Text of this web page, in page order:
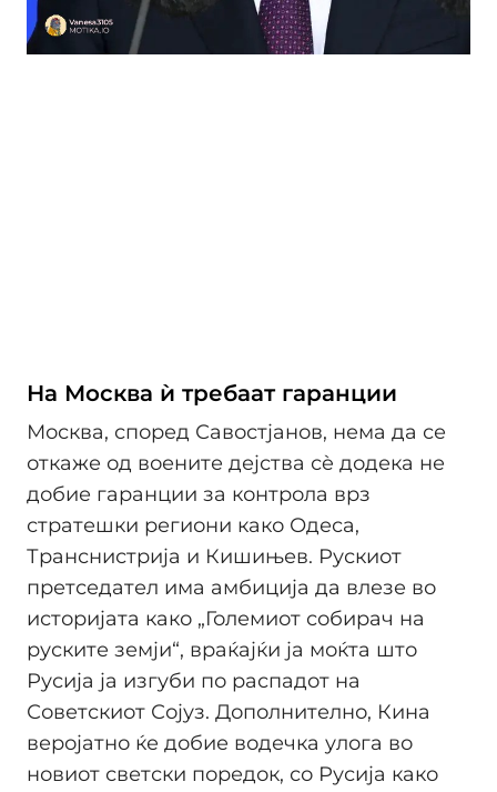
На Москва ѝ требаат гаранции
Москва, според Савостјанов, нема да се
откаже од воените дејства сè додека не
добие гаранции за контрола врз
стратешки региони како Одеса,
Транснистрија и Кишињев. Рускиот
претседател има амбиција да влезе во
историјата како „Големиот собирач на
руските земји“, враќајќи ја моќта што
Русија ја изгуби по распадот на
Советскиот Сојуз. Дополнително, Кина
веројатно ќе добие водечка улога во
новиот светски поредок, со Русија како